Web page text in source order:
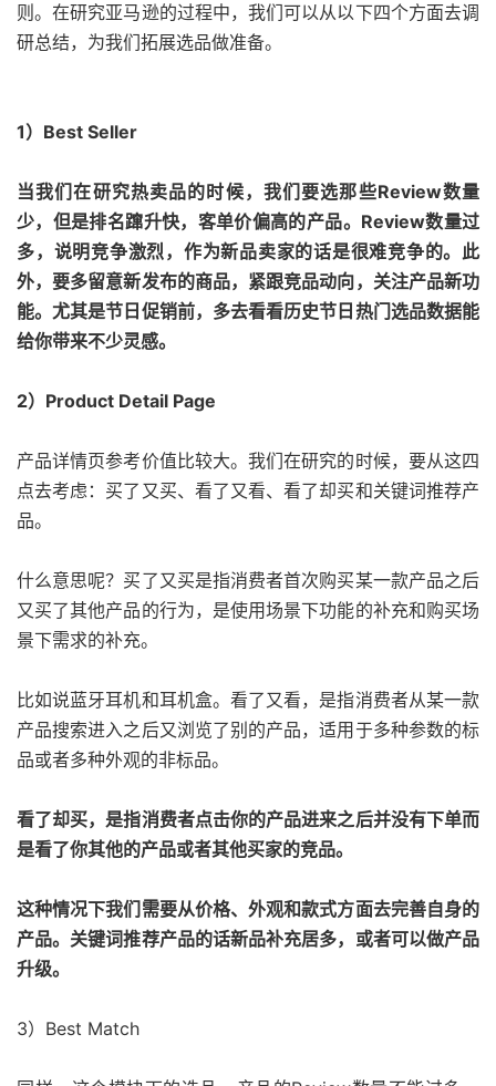
则。在研究亚马逊的过程中，我们可以从以下四个方面去调
研总结，为我们拓展选品做准备。
1）Best Seller
当我们在研究热卖品的时候，我们要选那些Review数量
少，但是排名蹿升快，客单价偏高的产品。Review数量过
多，说明竞争激烈，作为新品卖家的话是很难竞争的。此
外，要多留意新发布的商品，紧跟竞品动向，关注产品新功
能。尤其是节日促销前，多去看看历史节日热门选品数据能
给你带来不少灵感。
2）Product Detail Page
产品详情页参考价值比较大。我们在研究的时候，要从这四
点去考虑：买了又买、看了又看、看了却买和关键词推荐产
品。
什么意思呢？买了又买是指消费者首次购买某一款产品之后
又买了其他产品的行为，是使用场景下功能的补充和购买场
景下需求的补充。
比如说蓝牙耳机和耳机盒。看了又看，是指消费者从某一款
产品搜索进入之后又浏览了别的产品，适用于多种参数的标
品或者多种外观的非标品。
看了却买，是指消费者点击你的产品进来之后并没有下单而
是看了你其他的产品或者其他买家的竞品。
这种情况下我们需要从价格、外观和款式方面去完善自身的
产品。关键词推荐产品的话新品补充居多，或者可以做产品
升级。
3）Best Match